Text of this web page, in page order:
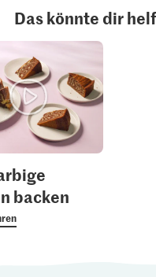
Das könnte dir
backen